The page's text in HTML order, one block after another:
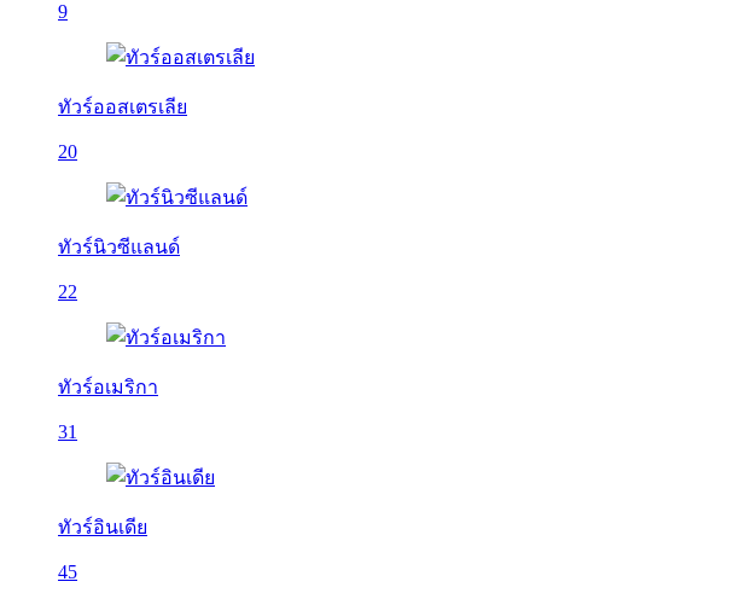
9
ทัวร์ออสเตรเลีย
20
ทัวร์นิวซีแลนด์
22
ทัวร์อเมริกา
31
ทัวร์อินเดีย
45